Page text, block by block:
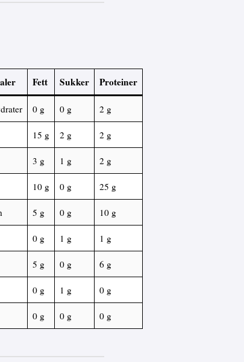
Fett Sukker Proteiner
0 g 0 g 2 g
15 g 2 g 2 g
3 g 1 g 2 g
10 g 0 g 25 g
5 g 0 g 10 g
0 g 1 g 1 g
5 g 0 g 6 g
0 g 1 g 0 g
0 g 0 g 0 g